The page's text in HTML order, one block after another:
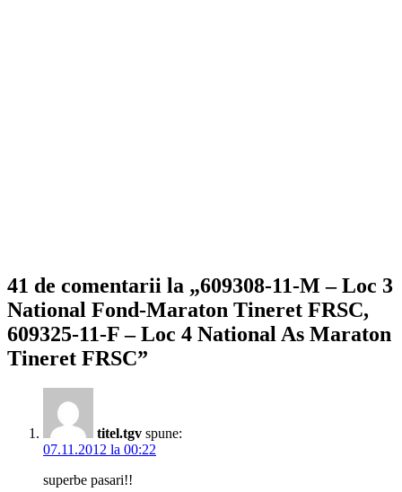
41 de comentarii la „609308-11-M – Loc 3
National Fond-Maraton Tineret FRSC,
609325-11-F – Loc 4 National As Maraton
Tineret FRSC”
titel.tgv spune:
07.11.2012 la 00:22
superbe pasari!!